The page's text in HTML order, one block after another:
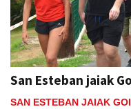
San Esteban jaiak
SAN ESTEBAN JAIAK